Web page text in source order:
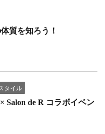
質を知ろう！
タイル
Salon de R コラボイベン